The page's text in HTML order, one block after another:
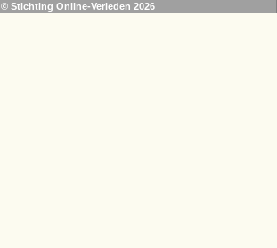
© Stichting Online-Verleden 2026